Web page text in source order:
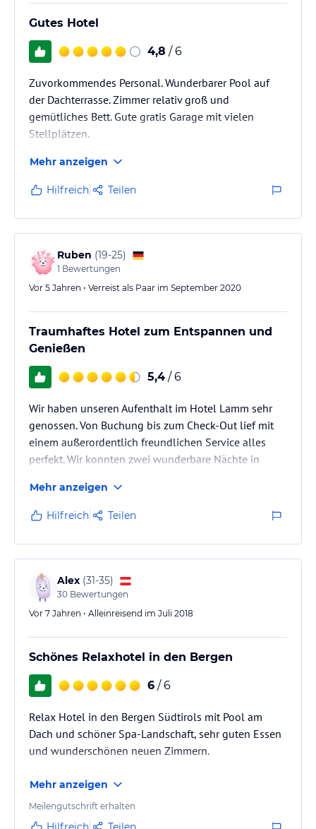
Gutes Hotel
4,8 / 6
Zuvorkommendes Personal. Wunderbarer Pool auf
der Dachterrasse. Zimmer relativ groß und
gemütliches Bett. Gute gratis Garage mit vielen
Stellplätzen.
bereits vor 10 Uhr schon nicht mehr nachgefüllt
(Salami, Frischkäse, Körnerbrot etc.), obwohl der Herr
im Sakko ständig einen sehr kontrollierenden Blick
auf das Buffet hatte —dies diente wohl mehr seiner
Show—.
Mehr anzeigen
Hilfreich Teilen
Ruben (19-25)
1 Bewertungen
Vor 5 Jahren • Verreist als Paar im September 2020
Traumhaftes Hotel zum Entspannen und
Genießen
5,4 / 6
Wir haben unseren Aufenthalt im Hotel Lamm sehr
genossen. Von Buchung bis zum Check-Out lief mit
einem außerordentlich freundlichen Service alles
perfekt. Wir konnten zwei wunderbare Nächte in
Essen genießen und empfehlen das Hotel gerne
weiter.
Mehr anzeigen
Hilfreich Teilen
Alex (31-35)
30 Bewertungen
Vor 7 Jahren • Alleinreisend im Juli 2018
Schönes Relaxhotel in den Bergen
6 / 6
Relax Hotel in den Bergen Südtirols mit Pool am
Dach und schöner Spa-Landschaft, sehr guten Essen
und wunderschönen neuen Zimmern.
Mehr anzeigen
Meilengutschrift erhalten